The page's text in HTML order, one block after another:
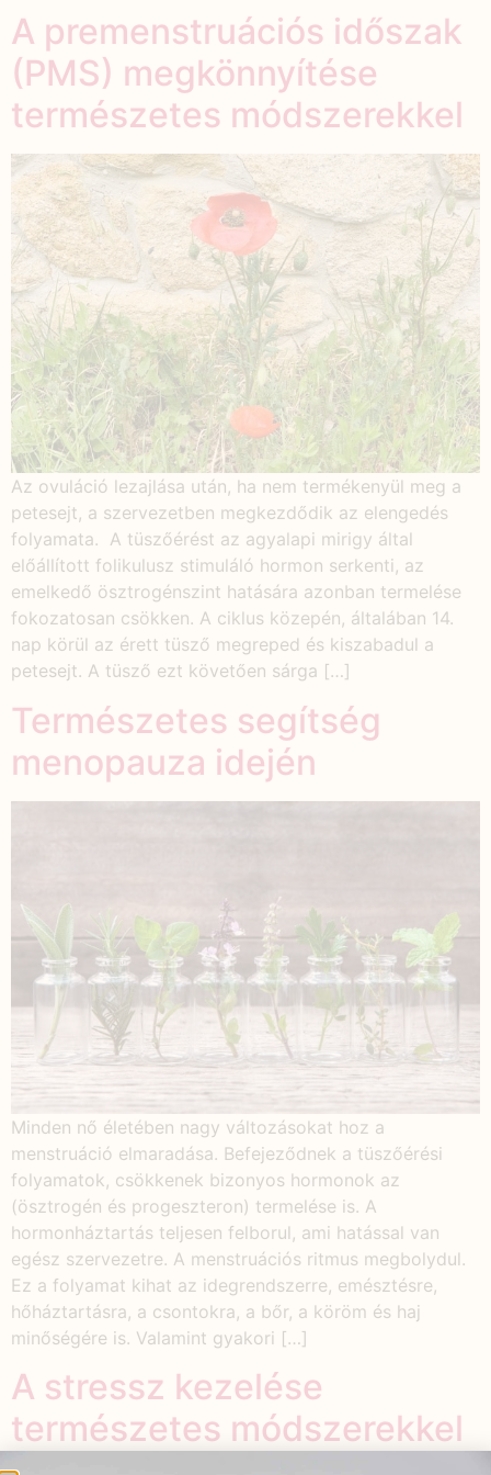
A premenstruációs időszak
(PMS) megkönnyítése
természetes módszerekkel
Az ovuláció lezajlása után, ha nem termékenyül meg a
petesejt, a szervezetben megkezdődik az elengedés
folyamata. A tüszőérést az agyalapi mirigy által
előállított folikulusz stimuláló hormon serkenti, az
emelkedő ösztrogénszint hatására azonban termelése
fokozatosan csökken. A ciklus közepén, általában 14.
nap körül az érett tüsző megreped és kiszabadul a
petesejt. A tüsző ezt követően sárga […]
Természetes segítség
menopauza idején
Minden nő életében nagy változásokat hoz a
menstruáció elmaradása. Befejeződnek a tüszőérési
folyamatok, csökkenek bizonyos hormonok az
(ösztrogén és progeszteron) termelése is. A
hormonháztartás teljesen felborul, ami hatással van
egész szervezetre. A menstruációs ritmus megbolydul.
Ez a folyamat kihat az idegrendszerre, emésztésre,
hőháztartásra, a csontokra, a bőr, a köröm és haj
minőségére is. Valamint gyakori […]
A stressz kezelése
természetes módszerekkel